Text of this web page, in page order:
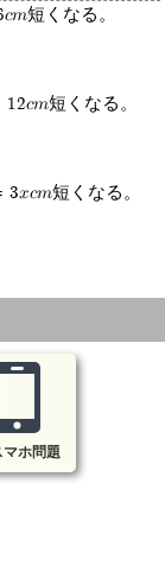
短くなる。
短くなる。
短くなる。
ホ問題